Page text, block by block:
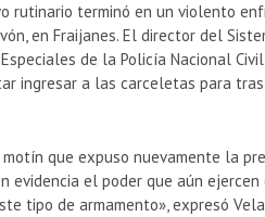
rutinario terminó en un violento
en Fraijanes. El director del
de la Policía Nacional
ingresar a las carceletas para
que expuso nuevamente la
evidencia el poder que aún
tipo de armamento», expresó